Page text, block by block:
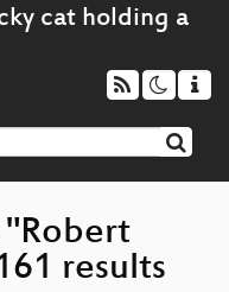
"Robert
results